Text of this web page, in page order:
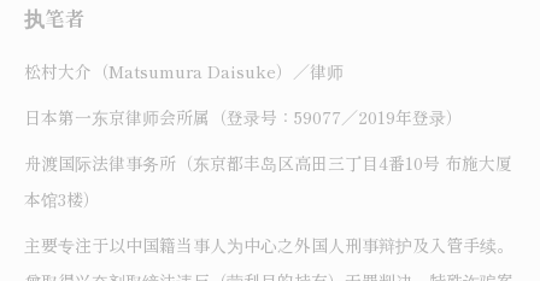
执笔者
松村大介（Matsumura Daisuke）／律师
日本第一东京律师会所属（登录号：59077／2019年登录）
舟渡国际法律事务所（东京都丰岛区高田三丁目4番10号 布施大厦
本馆3楼）
主要专注于以中国籍当事人为中心之外国人刑事辩护及入管手续。